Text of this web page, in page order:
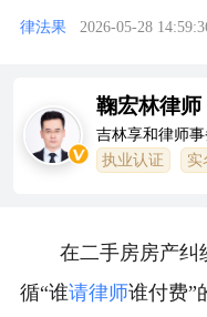
律法果 2026-05-28
鞠宏林律师
吉林享和律师
执业认证 实
在二手房房产纠
循“谁请律师谁付费”